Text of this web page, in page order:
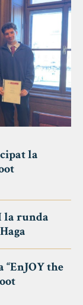
la
la runda
the